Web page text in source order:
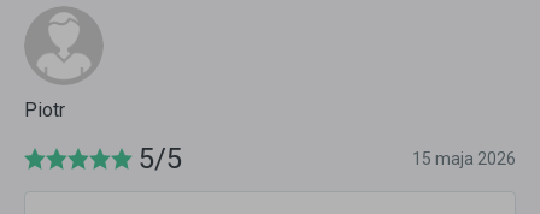
Piotr
5/5 15 maja 2026